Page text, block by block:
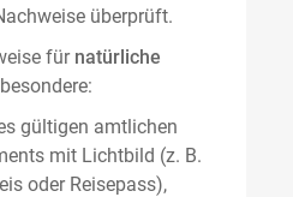
überprüft.
für natürliche
gültigen amtlichen
mit Lichtbild (z. B.
oder Reisepass),